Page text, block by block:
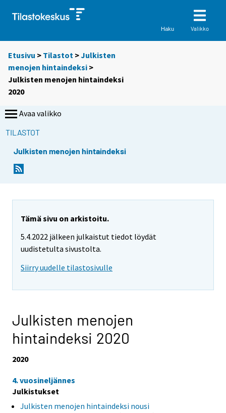
Haku Valikko
Etusivu > Tilastot >Julkisten
menojen hintaindeksi >
Julkisten menojen hintaindeksi
2020
Avaa valikko
TILASTOT
Julkisten menojen hintaindeksi
Tämä sivu on arkistoitu.
5.4.2022 jälkeen julkaistut tiedot löydät
uudistetulta sivustolta.
Siirry uudelle tilastosivulle
Julkisten menojen
hintaindeksi 2020
2020
4. vuosineljännes
Julkistukset
Julkisten menojen hintaindeksi nousi